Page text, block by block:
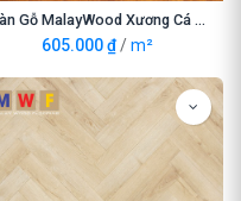
Sàn Gỗ MalayWood Xương Cá XC12+66
605.000₫ /m²